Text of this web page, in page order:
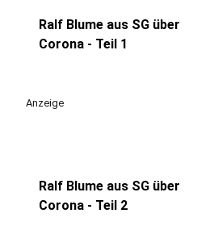
Ralf Blume aus SG über
Corona - Teil 1
Anzeige
Ralf Blume aus SG über
Corona - Teil 2